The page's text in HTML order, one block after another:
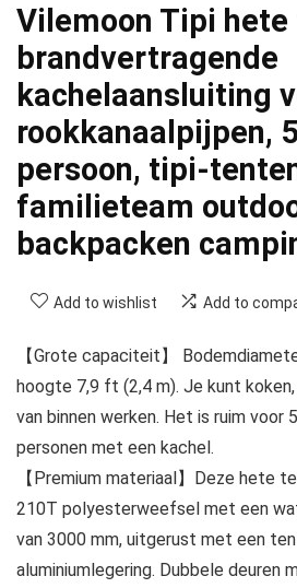
Vilemoon Tipi
brandvertragende
kachelaansluiting
rookkanaalpijpen,
persoon, tipi-
familieteam
backpacken
Add to wishlist Add to
【Grote capaciteit】
hoogte 7,9 ft (2,4 m). Je kunt
van binnen werken. Het is ruim voor
personen met een kachel.
【Premium materiaal】Deze hete
210T polyesterweefsel met een
van 3000 mm, uitgerust met een
aluminiumlegering. Dubbele deuren